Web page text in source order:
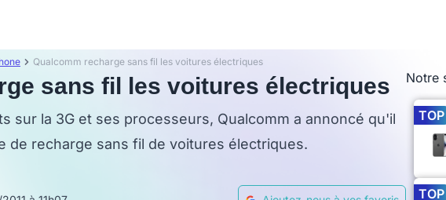
Qualcomm recharge sans fil les voitures électriques
sans fil les voitures électriques
sur la 3G et ses processeurs, Qualcomm a annoncé qu'il
de recharge sans fil de voitures électriques.
Notre
TOP
TOP